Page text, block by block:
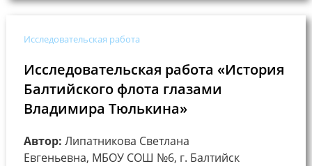
Исследовательская работа
Исследовательская работа «История
Балтийского флота глазами
Владимира Тюлькина»
Автор: Липатникова Светлана
Евгеньевна, МБОУ СОШ №6, г. Балтийск